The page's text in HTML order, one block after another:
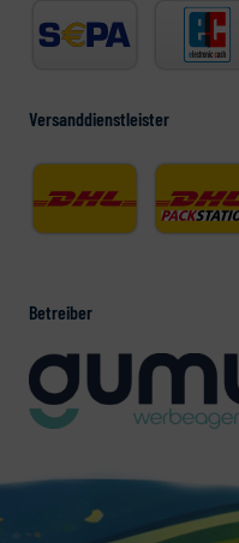
Versanddienstleister
Betreiber